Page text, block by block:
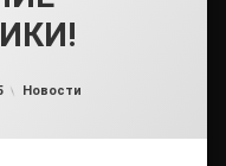
Рубрики:
Новости